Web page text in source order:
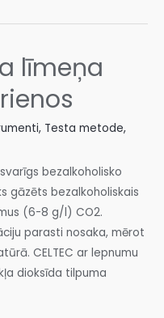
līmeņa
, Testa metode,
bezalkoholisko
gāzēts bezalkoholiskais
(6-8 g/l) CO2.
parasti nosaka, mērot
CELTEC ar lepnumu
dioksīda tilpuma